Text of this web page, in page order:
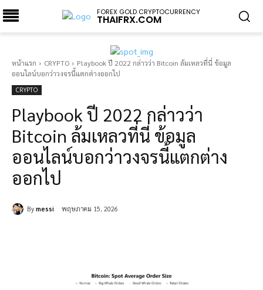
FOREX GOLD CRYPTOCURRENCY
THAIFRX.COM
หน้าแรก CRYPTO
Playbook ปี 2022 กล่าวว่า Bitcoin ล้มเหลวที่นี่ ข้อมูล
ออนไลน์บอกว่าวงจรนี้แตกต่างออกไป
CRYPTO
Playbook ปี 2022 กล่าวว่า
Bitcoin ล้มเหลวที่นี่ ข้อมูล
ออนไลน์บอกว่าวงจรนี้แตกต่าง
ออกไป
By messi พฤษภาคม 15, 2026